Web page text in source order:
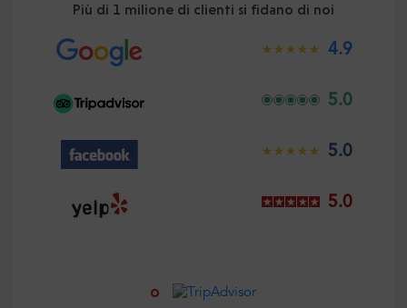
Più di 1 milione di clienti si fidano di noi
4.9
5.0
5.0
5.0